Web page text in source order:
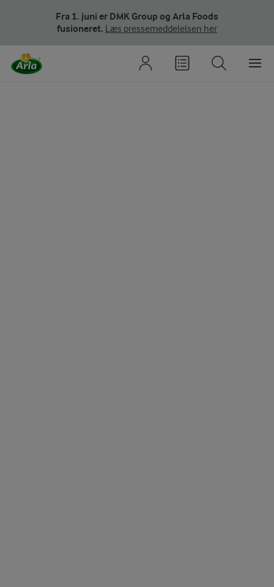
Fra 1. juni er DMK Group og Arla Foods
fusioneret. Læs pressemeddelelsen her